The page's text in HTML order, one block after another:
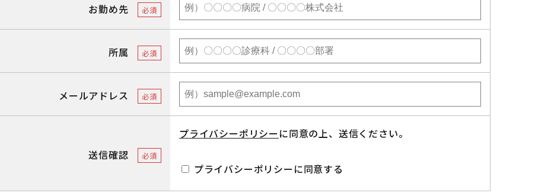
お勤め先 必須
所属 必須
メールアドレス 必須
送信確認 必須
プライバシーポリシー に同意の上、送信ください。
プライバシーポリシーに同意する